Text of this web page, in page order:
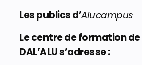
Les publics d’Alucampus
Le centre de formation de
DAL’ALU s’adresse :